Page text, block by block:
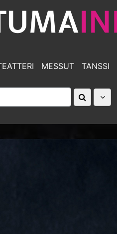
MESSUT TANSSI